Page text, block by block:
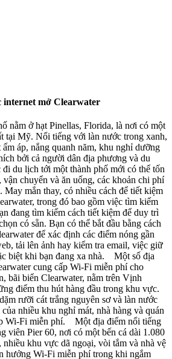
internet mở Clearwater
nằm ở hạt Pinellas, Florida, là nơi có một
tại Mỹ. Nổi tiếng với làn nước trong xanh,
áp, nắng quanh năm, khu nghỉ dưỡng
bởi cả người dân địa phương và du
du lịch tới một thành phố mới có thể tốn
chuyển và ăn uống, các khoản chi phí
May mắn thay, có nhiều cách để tiết kiệm
trong đó bao gồm việc tìm kiếm
đang tìm kiếm cách tiết kiệm để duy trì
có sẵn. Bạn có thể bắt đầu bằng cách
để xác định các điểm nóng gần
tải lên ảnh hay kiểm tra email, việc giữ
biệt khi bạn đang xa nhà. Một số địa
cung cấp Wi-Fi miễn phí cho
bãi biển Clearwater, nằm trên Vịnh
điểm thu hút hàng đầu trong khu vực.
rưỡi cát trắng nguyên sơ và làn nước
nhiều khu nghỉ mát, nhà hàng và quán
Wi-Fi miễn phí. Một địa điểm nổi tiếng
viên Pier 60, nơi có một bến cá dài 1.080
nhiều khu vực dã ngoại, vòi tắm và nhà vệ
hưởng Wi-Fi miễn phí trong khi ngắm